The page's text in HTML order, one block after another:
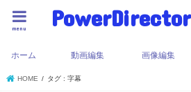
menu
ホーム 動画編集 画像編集
HOME タグ : 字幕